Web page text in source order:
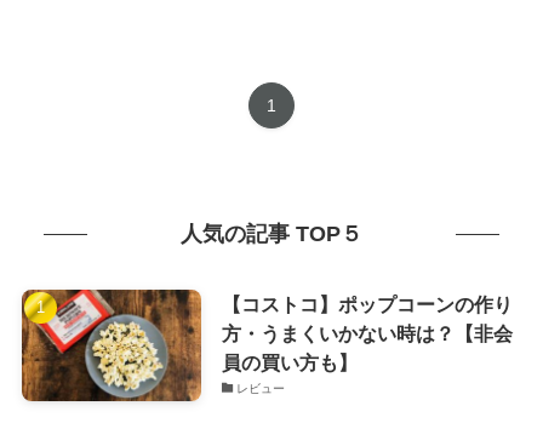
1
人気の記事 TOP５
【コストコ】ポップコーンの作り
方・うまくいかない時は？【非会
員の買い方も】
レビュー